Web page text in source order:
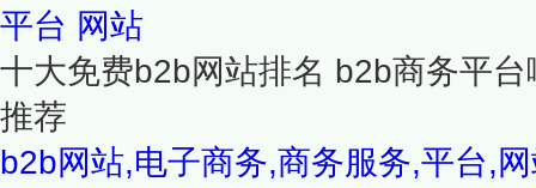
平台 网站
十大免费b2b网站排名 b2b商务平
推荐
b2b网站,电子商务,商务服务,平台,